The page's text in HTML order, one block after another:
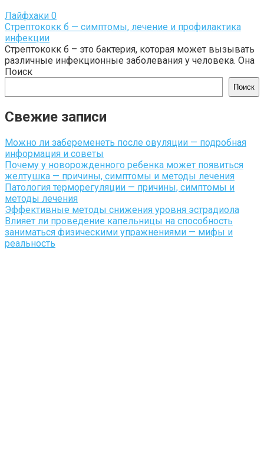
Лайфхаки 0
Стрептококк б — симптомы, лечение и профилактика
инфекции
Стрептококк б – это бактерия, которая может вызывать
различные инфекционные заболевания у человека. Она
Поиск
Поиск
Свежие записи
Можно ли забеременеть после овуляции — подробная
информация и советы
Почему у новорожденного ребенка может появиться
желтушка — причины, симптомы и методы лечения
Патология терморегуляции — причины, симптомы и
методы лечения
Эффективные методы снижения уровня эстрадиола
Влияет ли проведение капельницы на способность
заниматься физическими упражнениями — мифы и
реальность